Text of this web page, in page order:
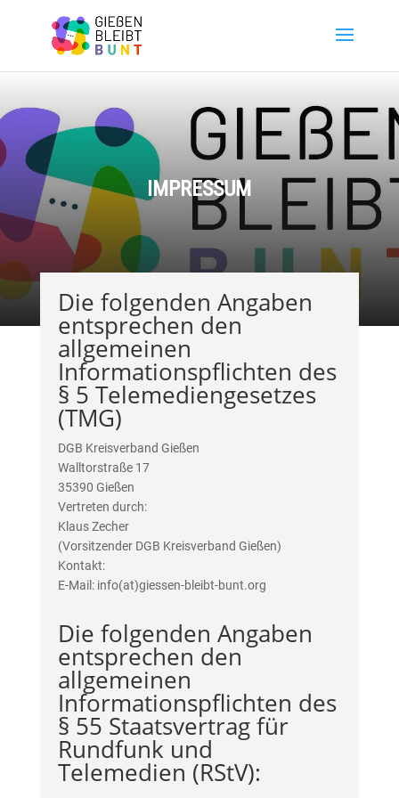
IMPRESSUM
Die folgenden Angaben
entsprechen den
allgemeinen
Informationspflichten des
§ 5 Telemediengesetzes
(TMG)
DGB Kreisverband Gießen
Walltorstraße 17
35390 Gießen
Vertreten durch:
Klaus Zecher
(Vorsitzender DGB Kreisverband Gießen)
Kontakt:
E-Mail: info(at)giessen-bleibt-bunt.org
Die folgenden Angaben
entsprechen den
allgemeinen
Informationspflichten des
§ 55 Staatsvertrag für
Rundfunk und
Telemedien (RStV):